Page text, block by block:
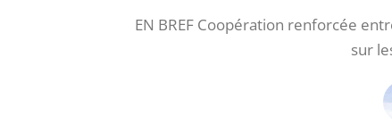
EN BREF Coopération renforcée
sur